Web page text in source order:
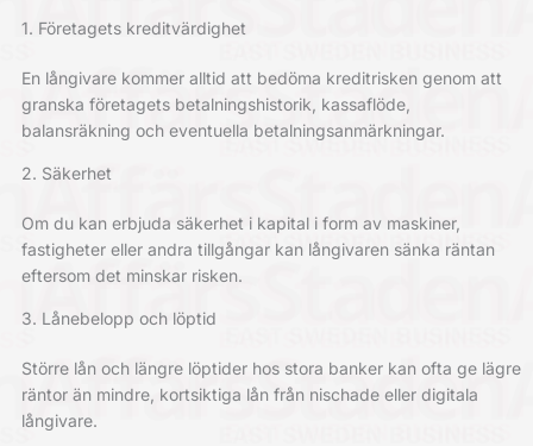
1. Företagets kreditvärdighet
En långivare kommer alltid att bedöma kreditrisken genom att
granska företagets betalningshistorik, kassaflöde,
balansräkning och eventuella betalningsanmärkningar.
2. Säkerhet
Om du kan erbjuda säkerhet i kapital i form av maskiner,
fastigheter eller andra tillgångar kan långivaren sänka räntan
eftersom det minskar risken.
3. Lånebelopp och löptid
Större lån och längre löptider hos stora banker kan ofta ge lägre
räntor än mindre, kortsiktiga lån från nischade eller digitala
långivare.